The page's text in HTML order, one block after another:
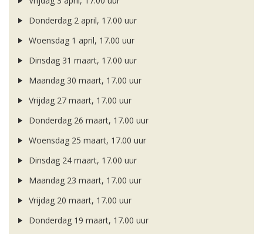
Donderdag 2 april, 17.00 uur
Woensdag 1 april, 17.00 uur
Dinsdag 31 maart, 17.00 uur
Maandag 30 maart, 17.00 uur
Vrijdag 27 maart, 17.00 uur
Donderdag 26 maart, 17.00 uur
Woensdag 25 maart, 17.00 uur
Dinsdag 24 maart, 17.00 uur
Maandag 23 maart, 17.00 uur
Vrijdag 20 maart, 17.00 uur
Donderdag 19 maart, 17.00 uur